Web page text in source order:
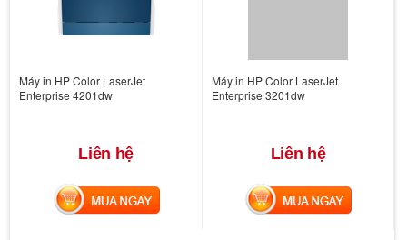
Máy in HP Color LaserJet
Enterprise 4201dw
Liên hệ
MUA NGAY
Máy in HP Color LaserJet
Enterprise 3201dw
Liên hệ
MUA NGAY